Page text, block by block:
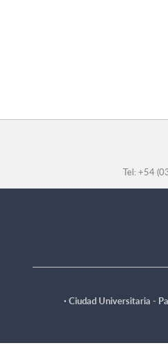
Tel: +54
· Ciudad Universitaria -